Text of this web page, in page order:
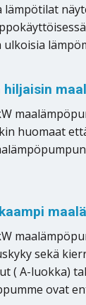
lämpötilat
ulkoisia
hiljaisin
huomaat
sekä
( A-luokka)
ovat